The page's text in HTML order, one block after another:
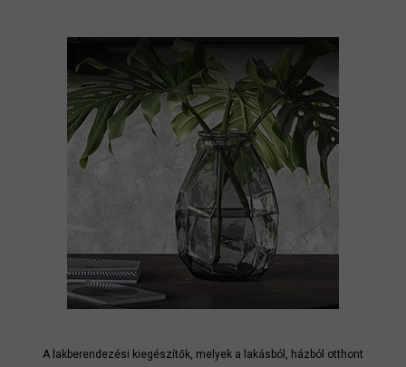
A lakberendezési kiegészítők, melyek a lakásból, házból otthont